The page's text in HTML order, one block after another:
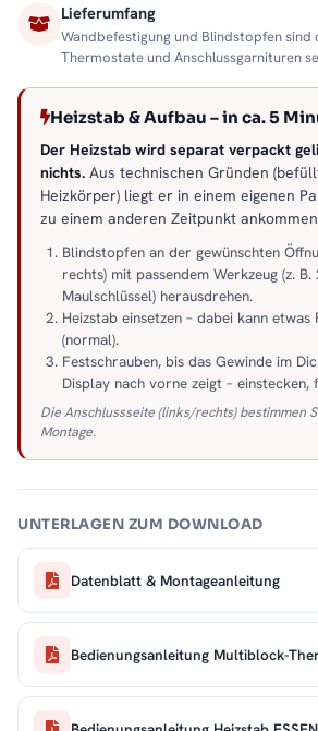
Lieferumfang
Wandbefestigung und Blindstopfen sind
Thermostate und Anschlussgarnituren
Heizstab & Aufbau – in ca. 5
Der Heizstab wird separat verpackt
nichts. Aus technischen Gründen
Heizkörper) liegt er in einem eigenen
zu einem anderen Zeitpunkt
Blindstopfen an der gewünschten
rechts) mit passendem Werkzeug (z. B.
Maulschlüssel) herausdrehen.
Heizstab einsetzen – dabei kann
(normal).
Festschrauben, bis das Gewinde im
Display nach vorne zeigt – einstecken,
Die Anschlussseite (links/rechts) bestimmen
Montage.
UNTERLAGEN ZUM DOWNLOAD
Datenblatt & Montageanleitung
Bedienungsanleitung Multiblock-